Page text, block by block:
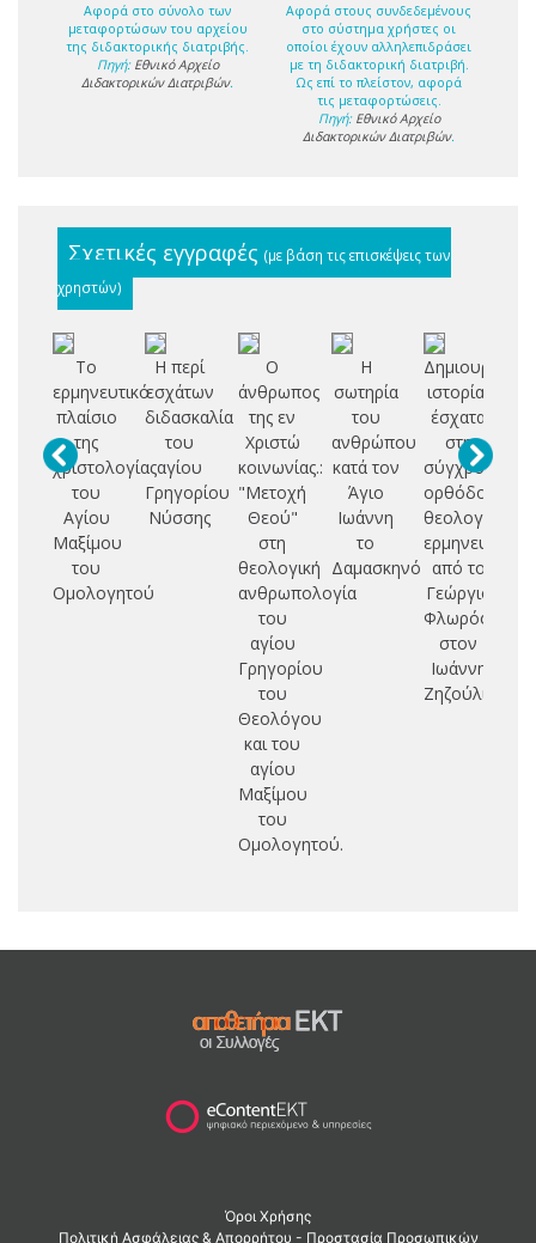
Αφορά στο σύνολο των
μεταφορτώσων του αρχείου
της διδακτορικής διατριβής.
Πηγή: Εθνικό Αρχείο
Διδακτορικών Διατριβών.
Αφορά στους συνδεδεμένους
στο σύστημα χρήστες οι
οποίοι έχουν αλληλεπιδράσει
με τη διδακτορική διατριβή.
Ως επί το πλείστον, αφορά
τις μεταφορτώσεις.
Πηγή: Εθνικό Αρχείο
Διδακτορικών Διατριβών.
Σχετικές εγγραφές (με βάση τις επισκέψεις των
χρηστών)
Το
ερμηνευτικό
πλαίσιο
της
χριστολογίας
του
Αγίου
Μαξίμου
του
Ομολογητού
Η περί
εσχάτων
διδασκαλία
του
αγίου
Γρηγορίου
Νύσσης
Ο
άνθρωπος
της εν
Χριστώ
κοινωνίας.:
"Μετοχή
Θεού"
στη
θεολογική
ανθρωπολογία
του
αγίου
Γρηγορίου
του
Θεολόγου
και του
αγίου
Μαξίμου
του
Ομολογητού.
Η
σωτηρία
του
ανθρώπου
κατά τον
Άγιο
Ιωάννη
το
Δαμασκηνό
Δημιουργία,
ιστορία,
έσχατα
στη
σύγχρονη
ορθόδοξη
θεολογική
ερμηνευτική:
από το
Γεώργιο
Φλωρόφσκυ
στον
Ιωάννη
Ζηζούλια